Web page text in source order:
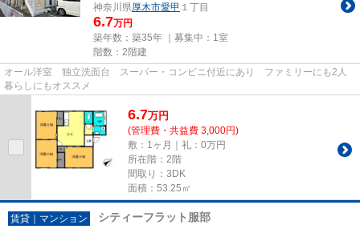
神奈川県厚木市愛甲 １丁目
6.7万円
築年数：築35年 ｜募集中： 1室
階数：2階建
オール洋室 独立洗面台 スーパー・コンビニ付近にあり ファミリーにも2人
暮らしにもオススメ
6.7万円
(管理費・共益費 3,000円)
敷：1ヶ月｜礼：0万円
所在階：2階
間取り：3DK
面積：53.25㎡
賃貸｜マンション シティーフラット服部